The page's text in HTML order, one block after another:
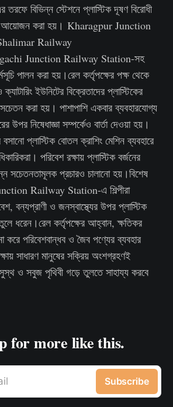
বিভিন্ন স্টেশনে প্লাস্টিক দূষণ বিরোধী
আয়োজন করা হয়। Kharagpur Junction
Railway
Junction Railway Station-সহ
পালন করা হয়।রেল কর্তৃপক্ষের পক্ষ থেকে
ইউনিটের বিক্রেতাদের প্লাস্টিকের
করা হয়। পাশাপাশি একবার ব্যবহারযোগ্য
উপর নিষেধাজ্ঞা সম্পর্কেও বার্তা দেওয়া হয়।
প্লাস্টিক বোতল ক্রাশিং মেশিন ব্যবহারে
পরিবেশ রক্ষায় প্লাস্টিক বর্জনের
সচেতনতামূলক প্রচারও চালানো হয়।বিশেষ
Railway Station-এ শিল্পীরা
বন্যপ্রাণী ও জনস্বাস্থ্যের উপর প্লাস্টিক
ধরেন।রেল কর্তৃপক্ষের আহ্বান, ক্ষতিকর
করে পরিবেশবান্ধব ও জৈব পণ্যের ব্যবহার
সাধারণ মানুষের সক্রিয় অংশগ্রহণই
ও সবুজ পৃথিবী গড়ে তুলতে সাহায্য করবে
for more like this.
Subscribe